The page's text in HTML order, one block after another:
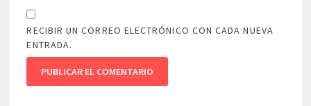
RECIBIR UN CORREO ELECTRÓNICO CON CADA NUEVA
ENTRADA.